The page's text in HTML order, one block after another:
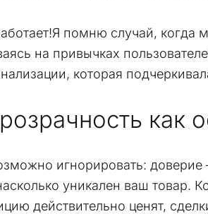
помню случай,
на привычках
которая
как
игнорировать:
уникален ваш товар.
действительно ценят,